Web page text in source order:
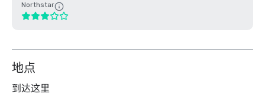
Northstar
地点
到达这里